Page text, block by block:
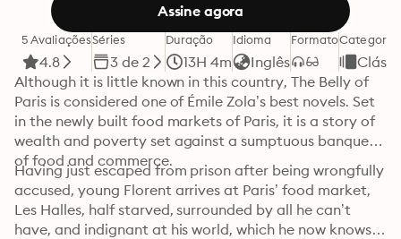
Assine agora
5 Avaliações
4.8
Séries
3 de 2
Duração
13H 4m
Idioma
Inglês
FormatoCategoria
Although it is little known in this country, The Belly of
Paris is considered one of Émile Zola’s best novels. Set
in the newly built food markets of Paris, it is a story of
wealth and poverty set against a sumptuous banquet
of food and commerce.
Having just escaped from prison after being wrongfully
accused, young Florent arrives at Paris’ food market,
Les Halles, half starved, surrounded by all he can’t
have, and indignant at his world, which he now knows